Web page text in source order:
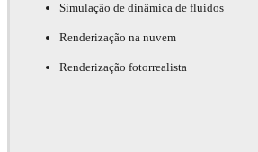
Simulação de dinâmica de fluidos
Renderização na nuvem
Renderização fotorrealista